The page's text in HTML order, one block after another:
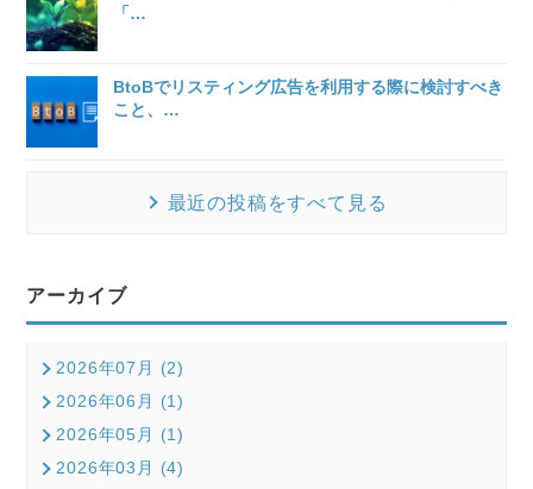
「…
BtoBでリスティング広告を利用する際に検討すべき
こと、 …
最近の投稿をすべて見る
アーカイブ
2026年07月 (2)
2026年06月 (1)
2026年05月 (1)
2026年03月 (4)